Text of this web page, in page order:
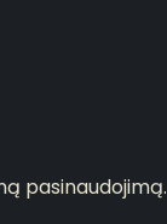
pasinaudojimą.